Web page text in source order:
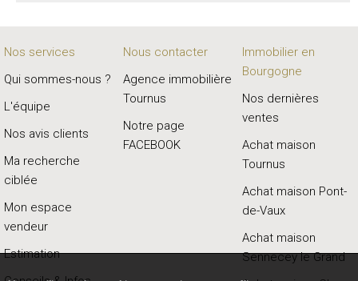
Nos services
Qui sommes-nous ?
L'équipe
Nos avis clients
Ma recherche
ciblée
Mon espace
vendeur
Estimation
Nous contacter
Agence immobilière
Tournus
Notre page
FACEBOOK
Immobilier en
Bourgogne
Nos dernières
ventes
Achat maison
Tournus
Achat maison Pont-
de-Vaux
Achat maison
Sennecey le Grand